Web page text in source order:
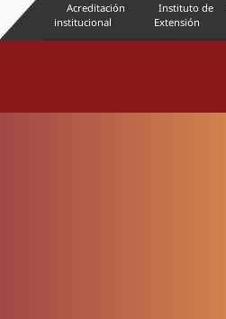
Acreditación
institucional
Instituto de
Extensión